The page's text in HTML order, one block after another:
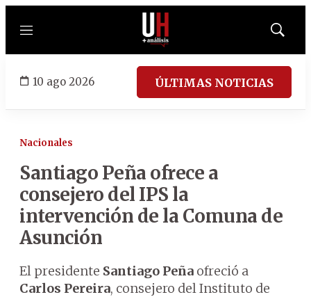
Menú
Mostrar
10 ago 2026 ÚLTIMAS NOTICIAS
Nacionales
Santiago Peña ofrece a
consejero del IPS la
intervención de la Comuna de
Asunción
El presidente Santiago Peña ofreció a
Carlos Pereira, consejero del Instituto de